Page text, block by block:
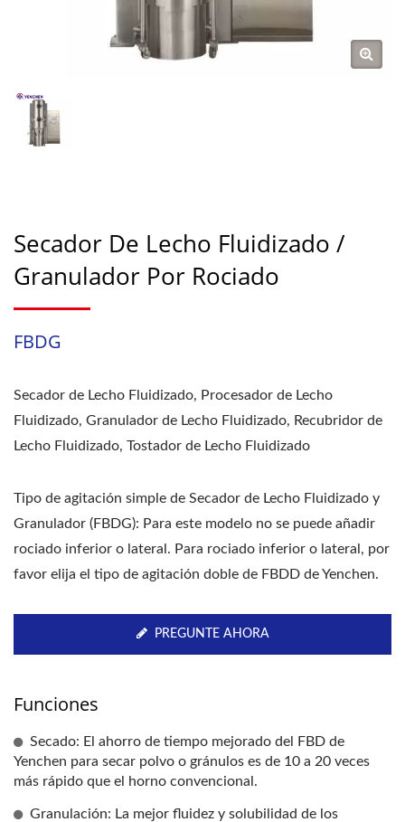
Secador De Lecho Fluidizado /
Granulador Por Rociado
FBDG
Secador de Lecho Fluidizado, Procesador de Lecho
Fluidizado, Granulador de Lecho Fluidizado, Recubridor de
Lecho Fluidizado, Tostador de Lecho Fluidizado
Tipo de agitación simple de Secador de Lecho Fluidizado y
Granulador (FBDG): Para este modelo no se puede añadir
rociado inferior o lateral. Para rociado inferior o lateral, por
favor elija el tipo de agitación doble de FBDD de Yenchen.
PREGUNTE AHORA
Funciones
Secado: El ahorro de tiempo mejorado del FBD de
Yenchen para secar polvo o gránulos es de 10 a 20 veces
más rápido que el horno convencional.
Granulación: La mejor fluidez y solubilidad de los